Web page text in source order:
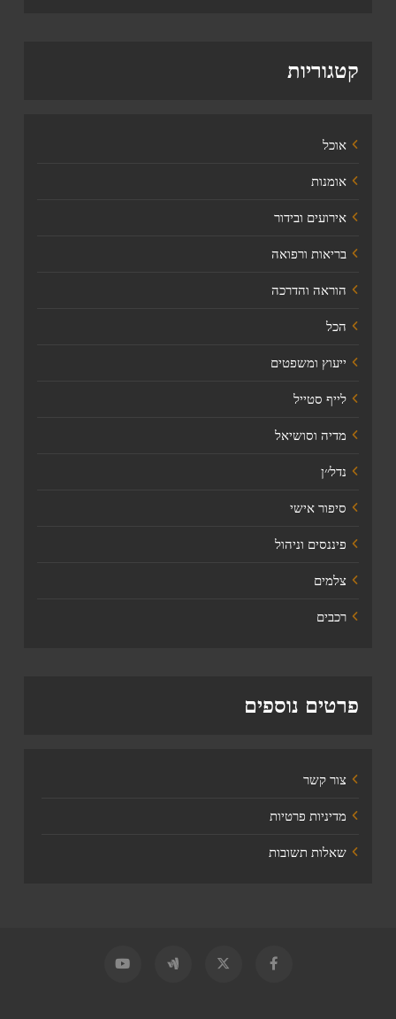
קטגוריות
אוכל
אומנות
אירועים ובידור
בריאות ורפואה
הוראה והדרכה
הכל
ייעוץ ומשפטים
לייף סטייל
מדיה וסושיאל
נדל׳׳ן
סיפור אישי
פיננסים וניהול
צלמים
רכבים
פרטים נוספים
צור קשר
מדיניות פרטיות
שאלות תשובות